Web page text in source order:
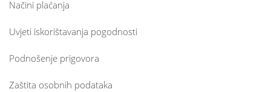
Načini plaćanja
Uvjeti iskorištavanja pogodnosti
Podnošenje prigovora
Zaštita osobnih podataka